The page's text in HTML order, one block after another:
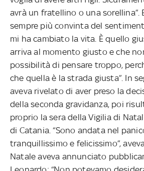
avrà un fratellino o una sorellina”.
sempre più convinta del
mi ha cambiato la vita. È quello
arriva al momento giusto e che
possibilità di pensare troppo,
che quella è la strada giusta”. In
aveva rivelato di aver preso la
della seconda gravidanza, poi
proprio la sera della Vigilia di
di Catania. “Sono andata nel
tranquillissimo e felicissimo”,
Natale aveva annunciato